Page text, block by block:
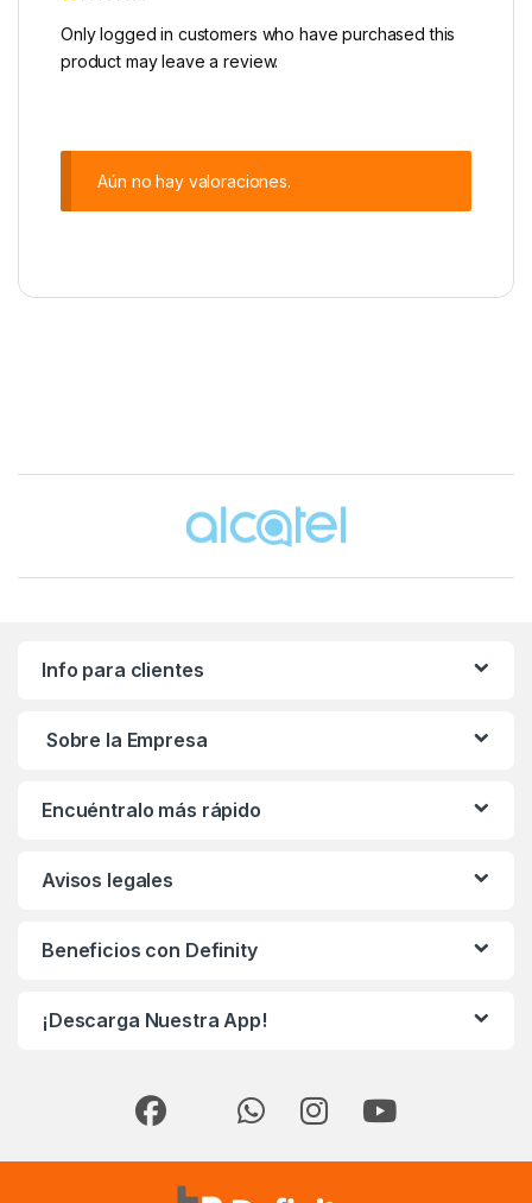
Only logged in customers who have purchased this
product may leave a review.
Aún no hay valoraciones.
Info para clientes
Sobre la Empresa
Encuéntralo más rápido
Avisos legales
Beneficios con Definity
¡Descarga Nuestra App!